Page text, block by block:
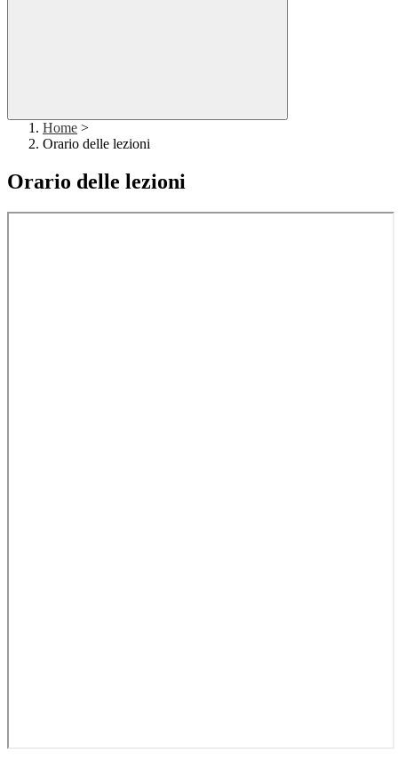
Home >
Orario delle lezioni
Orario delle lezioni